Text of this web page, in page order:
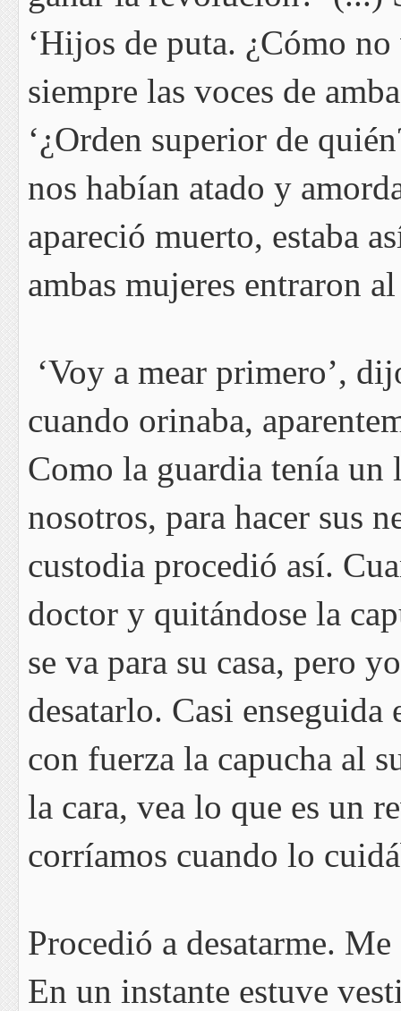
‘Hijos de puta. ¿Cómo no
siempre las voces de
‘¿Orden superior de
nos habían atado y
apareció muerto, estaba
ambas mujeres entraron
‘Voy a mear primero’,
cuando orinaba,
Como la guardia tenía un
nosotros, para hacer sus
custodia procedió así.
doctor y quitándose la
se va para su casa, pero
desatarlo. Casi
con fuerza la capucha al
la cara, vea lo que es un
corríamos cuando lo
Procedió a desatarme.
En un instante estuve